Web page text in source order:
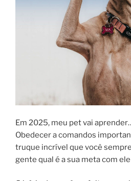
Em 2025, meu pet vai
Obedecer a comandos
truque incrível que você
gente qual é a sua meta com